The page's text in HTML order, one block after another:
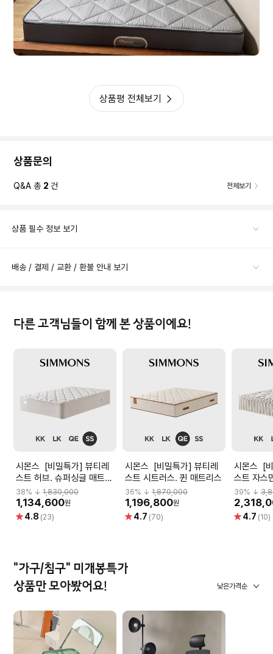
상품평 전체보기
상품문의
Q&A 총 2 건 전체보기
상품 필수 정보 보기
배송 / 결제 / 교환 / 환불 안내 보기
다른 고객님들이 함께 본 상품이에요!
시몬스 [비밀특가] 뷰티레
스트 허브. 슈퍼싱글 매트리
스
38% ↓ 1,830,000
1,134,600원
별 4.8 (23)
시몬스 [비밀특가] 뷰티레
스트 시트러스. 퀸 매트리스
36% ↓1,870,000
1,196,800원
별 4.7 (70)
시몬스 [비밀특가] 뷰티레
스트 자스
39% ↓
별 4.7 (10)
"가구/침구" 미개봉특가
상품만 모아봤어요!
낮은가격순